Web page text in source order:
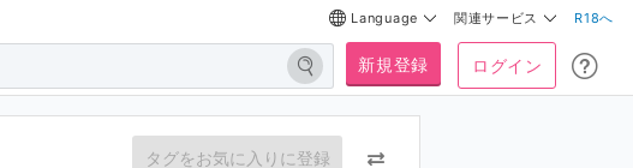
Language 関連サービス R18へ
新規登録 ログイン
タグをお気に入りに登録